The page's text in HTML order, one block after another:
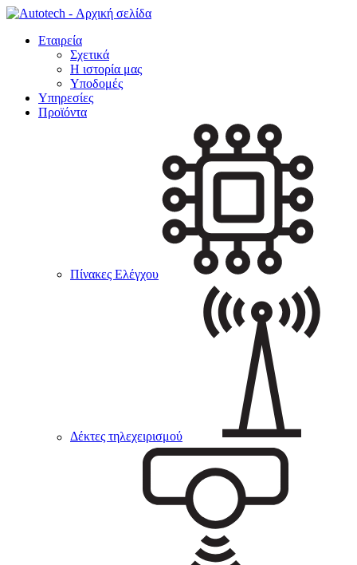
Εταιρεία
Σχετικά
Η ιστορία μας
Υποδομές
Υπηρεσίες
Προϊόντα
Πίνακες Ελέγχου
Δέκτες τηλεχειρισμού